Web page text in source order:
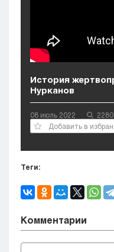
Усть-Каменогорск
Шымкент
История
Нурканов
08 июль 2022 2280
Добавить в
Теги:
Комментарии